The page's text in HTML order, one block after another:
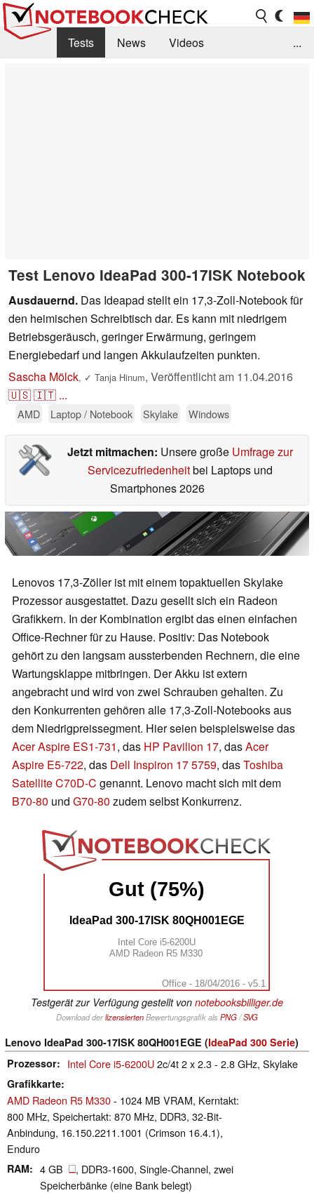
Tests News
Videos
...
Test Lenovo IdeaPad 300-17ISK Notebook
Ausdauernd. Das Ideapad stellt ein 17,3-Zoll-Notebook für
den heimischen Schreibtisch dar. Es kann mit niedrigem
Betriebsgeräusch, geringer Erwärmung, geringem
Energiebedarf und langen Akkulaufzeiten punkten.
Sascha Mölck, ✓ Tanja Hinum, Veröffentlicht am 11.04.2016
🇺🇸🇮🇹 ...
AMD Laptop / Notebook Skylake Windows
Jetzt mitmachen: Unsere große Umfrage zur
Servicezufriedenheitbei Laptops und
Smartphones 2026
Lenovos 17,3-Zöller ist mit einem topaktuellen Skylake
Prozessor ausgestattet. Dazu gesellt sich ein Radeon
Grafikkern. In der Kombination ergibt das einen einfachen
Office-Rechner für zu Hause. Positiv: Das Notebook
gehört zu den langsam aussterbenden Rechnern, die eine
Wartungsklappe mitbringen. Der Akku ist extern
angebracht und wird von zwei Schrauben gehalten. Zu
den Konkurrenten gehören alle 17,3-Zoll-Notebooks aus
dem Niedrigpreissegment. Hier seien beispielsweise das
Acer Aspire ES1-731, das HP Pavilion 17, dasAcer
Aspire E5-722, das Dell Inspiron 17 5759, dasToshiba
Satellite C70D-C genannt. Lenovo macht sich mit dem
B70-80 und G70-80 zudem selbst Konkurrenz.
Gut (75%)
IdeaPad 300-17ISK 80QH001EGE
Intel Core i5-6200U
AMD Radeon R5 M330
Office - 18/04/2016 - v5.1
Testgerät zur Verfügung gestellt von notebooksbilliger.de
Download derlizensiertenBewertungsgrafik als PNG/SVG
Lenovo IdeaPad 300-17ISK 80QH001EGE (IdeaPad 300 Serie)
Prozessor
Intel Core i5-6200U2c/4t 2 x 2.3 - 2.8 GHz, Skylake
Grafikkarte
AMD Radeon R5 M330- 1024 MB VRAM, Kerntakt:
800 MHz, Speichertakt: 870 MHz, DDR3, 32-Bit-
Anbindung, 16.150.2211.1001 (Crimson 16.4.1),
Enduro
RAM 4 GB
, DDR3-1600, Single-Channel, zwei
Speicherbänke (eine Bank belegt)